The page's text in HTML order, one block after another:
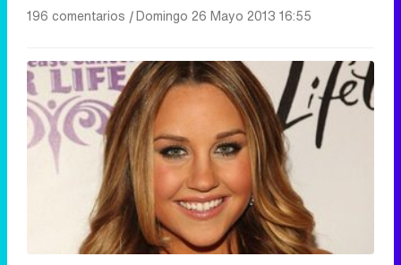
196 comentarios |Domingo 26 Mayo 2013 16:55